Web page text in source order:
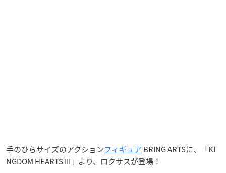
手のひらサイズのアクションフィギュア BRING ARTSに、「KI
NGDOM HEARTS III」より、ロクサスが登場！